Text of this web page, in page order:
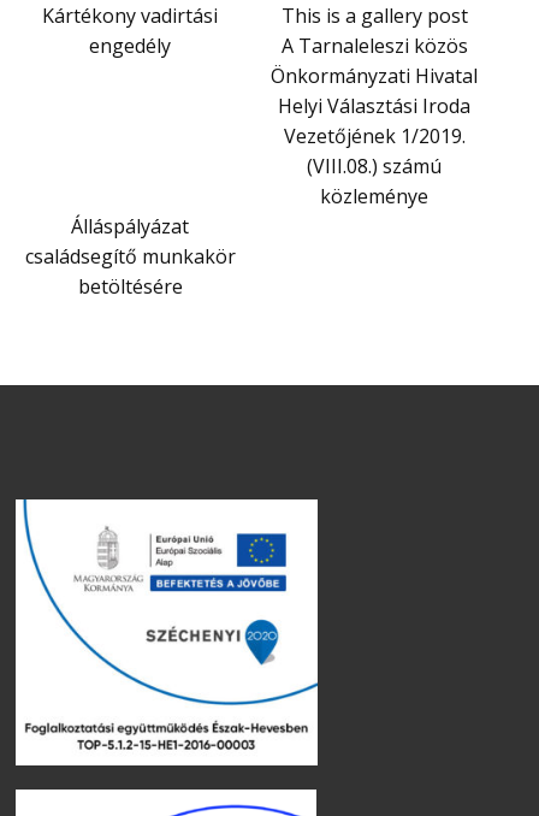
Kártékony vadirtási
engedély
This is a gallery post
A Tarnaleleszi közös
Önkormányzati Hivatal
Helyi Választási Iroda
Vezetőjének 1/2019.
(VIII.08.) számú
közleménye
Álláspályázat
családsegítő munkakör
betöltésére